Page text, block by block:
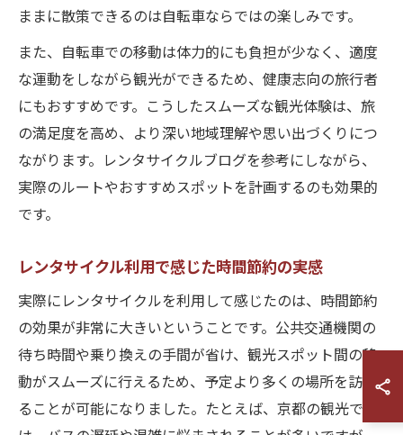
ままに散策できるのは自転車ならではの楽しみです。
また、自転車での移動は体力的にも負担が少なく、適度
な運動をしながら観光ができるため、健康志向の旅行者
にもおすすめです。こうしたスムーズな観光体験は、旅
の満足度を高め、より深い地域理解や思い出づくりにつ
ながります。レンタサイクルブログを参考にしながら、
実際のルートやおすすめスポットを計画するのも効果的
です。
レンタサイクル利用で感じた時間節約の実感
実際にレンタサイクルを利用して感じたのは、時間節約
の効果が非常に大きいということです。公共交通機関の
待ち時間や乗り換えの手間が省け、観光スポット間の移
動がスムーズに行えるため、予定より多くの場所を訪れ
ることが可能になりました。たとえば、京都の観光で